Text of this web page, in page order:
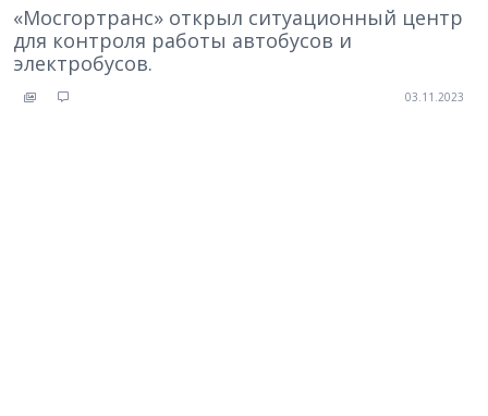
«Мосгортранс» открыл ситуационный центр
для контроля работы автобусов и
электробусов.
03.11.2023